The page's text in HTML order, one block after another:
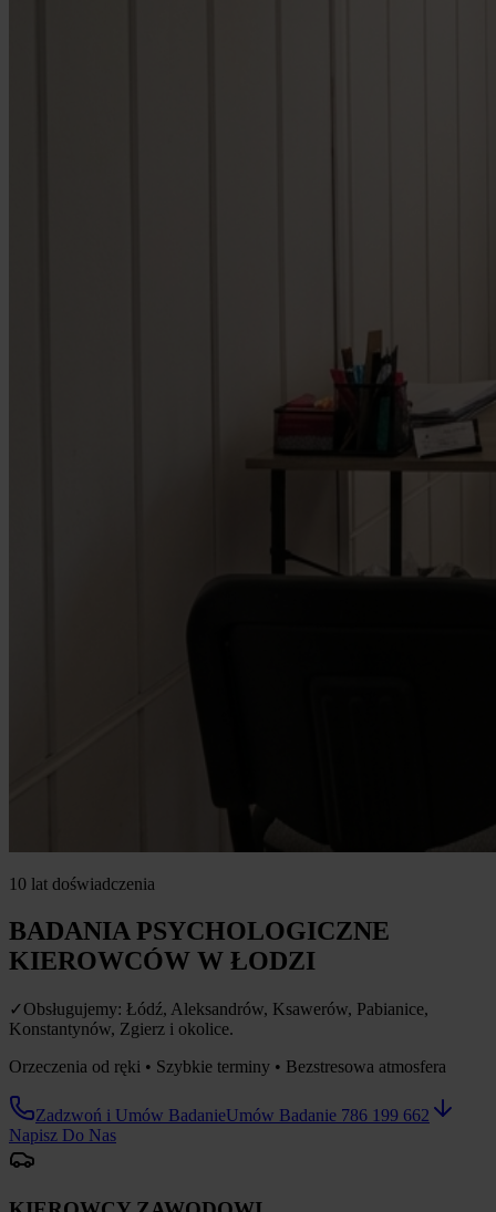
10 lat doświadczenia
BADANIA PSYCHOLOGICZNE
KIEROWCÓW W ŁODZI
✓Obsługujemy: Łódź, Aleksandrów, Ksawerów, Pabianice,
Konstantynów, Zgierz i okolice.
Orzeczenia od ręki • Szybkie terminy • Bezstresowa atmosfera
Zadzwoń i Umów BadanieUmów Badanie 786 199 662
Napisz Do Nas